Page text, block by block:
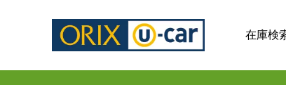
在庫検